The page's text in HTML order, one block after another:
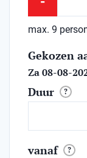
max. 9
Gekozen
Za 08-08-
Duur ?
vanaf ?